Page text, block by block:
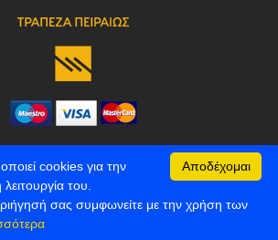
Αποδέχομαι
cookies για την
του.
σας συμφωνείτε με την χρήση των